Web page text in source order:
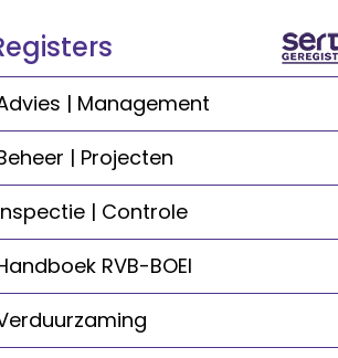
| Management
| Projecten
| Controle
RVB-BOEI